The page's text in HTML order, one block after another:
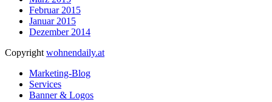
Februar 2015
Januar 2015
Dezember 2014
Copyright wohnendaily.at
Marketing-Blog
Services
Banner & Logos